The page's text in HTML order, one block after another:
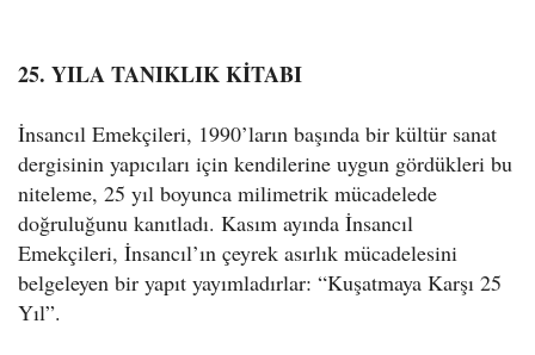
25. YILA TANIKLIK KİTABI
İnsancıl Emekçileri, 1990’ların başında bir kültür sanat
dergisinin yapıcıları için kendilerine uygun gördükleri bu
niteleme, 25 yıl boyunca milimetrik mücadelede
doğruluğunu kanıtladı. Kasım ayında İnsancıl
Emekçileri, İnsancıl’ın çeyrek asırlık mücadelesini
belgeleyen bir yapıt yayımladırlar: “Kuşatmaya Karşı 25
Yıl”.